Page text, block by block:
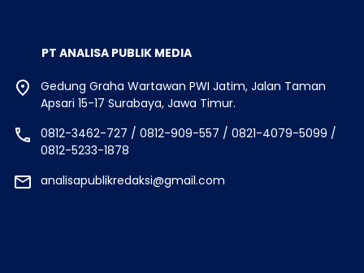
PT ANALISA PUBLIK MEDIA
Gedung Graha Wartawan PWI Jatim, Jalan Taman
Apsari 15-17 Surabaya, Jawa Timur.
0812-3462-727 / 0812-909-557 / 0821-4079-5099 /
0812-5233-1878
analisapublikredaksi@gmail.com